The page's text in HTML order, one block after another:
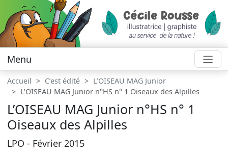
Menu
Accueil C’est édité
L’OISEAU MAG Junior
L’OISEAU MAG Junior n°HS n° 1 Oiseaux des Alpilles
L’OISEAU MAG Junior n°HS n° 1
Oiseaux des Alpilles
LPO - Février 2015